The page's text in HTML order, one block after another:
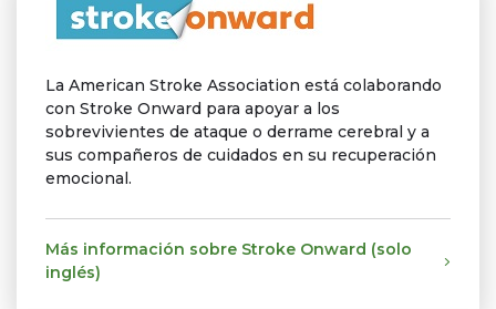
La American Stroke Association está colaborando
con Stroke Onward para apoyar a los
sobrevivientes de ataque o derrame cerebral y a
sus compañeros de cuidados en su recuperación
emocional.
Más información sobre Stroke Onward (solo
inglés)